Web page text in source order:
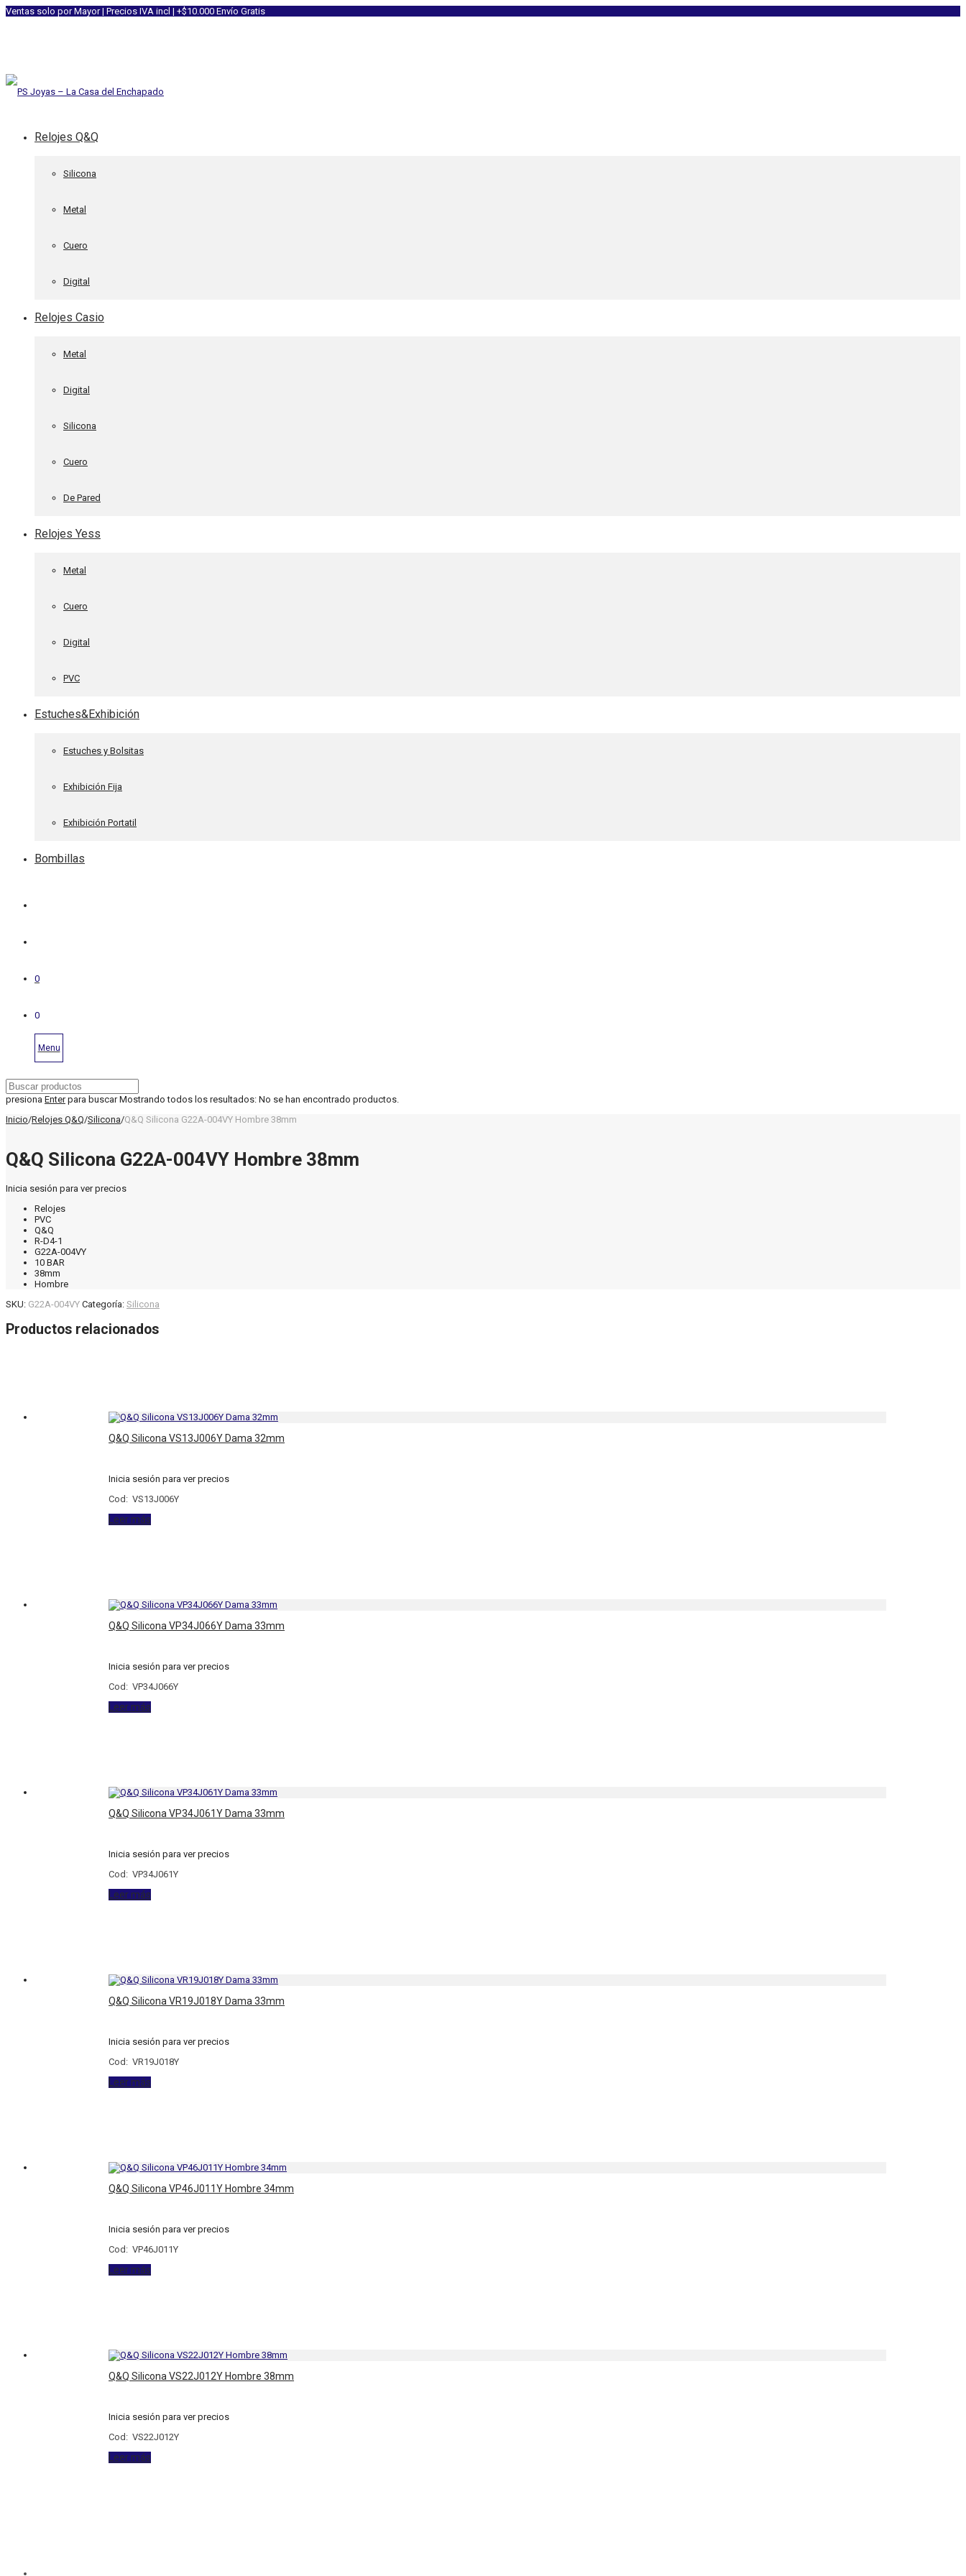
Ventas solo por Mayor | Precios IVA incl | +$10.000 Envío Gratis
Relojes Q&Q
Silicona
Metal
Cuero
Digital
Relojes Casio
Metal
Digital
Silicona
Cuero
De Pared
Relojes Yess
Metal
Cuero
Digital
PVC
Estuches&Exhibición
Estuches y Bolsitas
Exhibición Fija
Exhibición Portatil
Bombillas
0
0
Menu
presiona Enterpara buscar Mostrando todos los resultados: No se han encontrado productos.
Inicio/Relojes Q&Q/Silicona/Q&Q Silicona G22A-004VY Hombre 38mm
Q&Q Silicona G22A-004VY Hombre 38mm
Inicia sesión para ver precios
Relojes
PVC
Q&Q
R-D4-1
G22A-004VY
10 BAR
38mm
Hombre
SKU: G22A-004VY Categoría: Silicona
Productos relacionados
Q&Q Silicona VS13J006Y Dama 32mm
Inicia sesión para ver precios
Cod: VS13J006Y
Leer más
Q&Q Silicona VP34J066Y Dama 33mm
Inicia sesión para ver precios
Cod: VP34J066Y
Leer más
Q&Q Silicona VP34J061Y Dama 33mm
Inicia sesión para ver precios
Cod: VP34J061Y
Leer más
Q&Q Silicona VR19J018Y Dama 33mm
Inicia sesión para ver precios
Cod: VR19J018Y
Leer más
Q&Q Silicona VP46J011Y Hombre 34mm
Inicia sesión para ver precios
Cod: VP46J011Y
Leer más
Q&Q Silicona VS22J012Y Hombre 38mm
Inicia sesión para ver precios
Cod: VS22J012Y
Leer más